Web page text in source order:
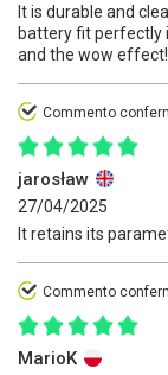
It is durable and
battery fit perfectly
and the wow
Commento
jarosław
27/04/2025
It retains its
Commento
MarioK